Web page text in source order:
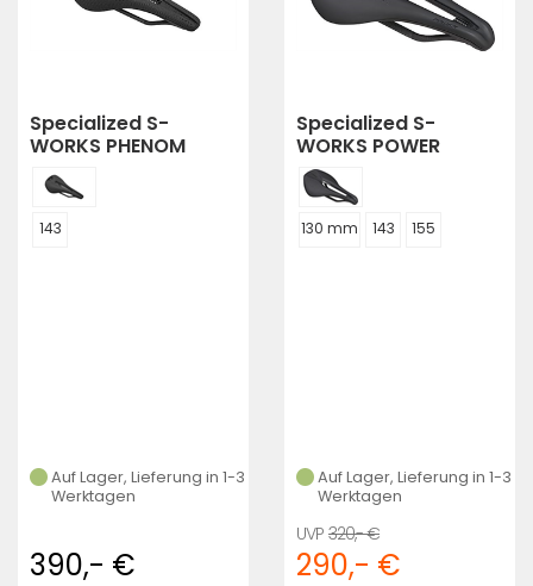
Specialized S-
WORKS PHENOM
MIRROR
143
Auf Lager, Lieferung in 1-3
Werktagen
390,- €
Specialized S-
WORKS POWER
130 mm 143 155
Auf Lager, Lieferung in 1-3
Werktagen
320,- €
290,- €